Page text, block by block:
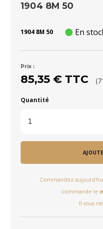
1904 8M 50
1904 8M 50 En
Prix :
85,35 € TTC
Quantité
Commandez
commande le
Il vous